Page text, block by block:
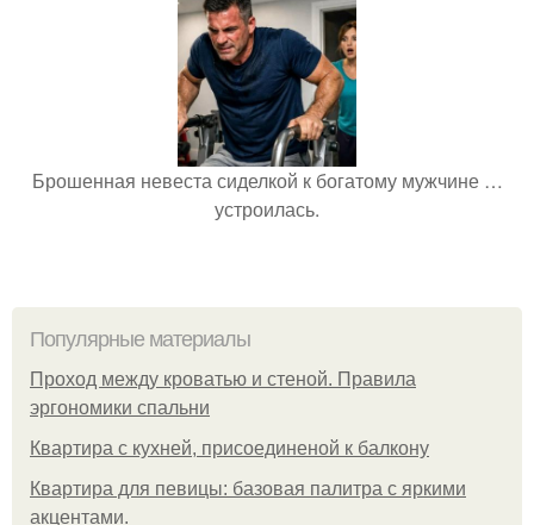
Брошенная невеста сиделкой к богатому мужчине …
устроилась.
Популярные материалы
Проход между кроватью и стеной. Правила
эргономики спальни
Квартира с кухней, присоединеной к балкону
Квартира для певицы: базовая палитра с яркими
акцентами.